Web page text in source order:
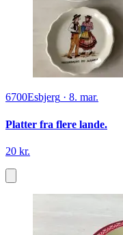
6700Esbjerg · 8. mar.
Platter fra flere lande.
20 kr.